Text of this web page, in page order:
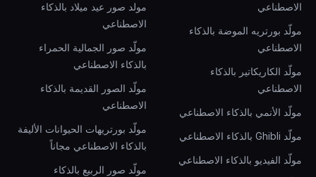
الاصطناعي
مولّد بورتريه الموضة بالذكاء
الاصطناعي
مولّد الكاريكاتير بالذكاء
الاصطناعي
مولّد الأنمي بالذكاء الاصطناعي
مولّد Ghibli بالذكاء الاصطناعي
مولّد الفيديو بالذكاء الاصطناعي
مولد صور عيد ميلاد بالذكاء
الاصطناعي
مولّد صور الجمالية الحمراء
بالذكاء الاصطناعي
مولّد الصور القديمة بالذكاء
الاصطناعي
مولّد بورتريهات الحيوانات الأليفة
بالذكاء الاصطناعي مجاناً
مولّد صور الربيع بالذكاء